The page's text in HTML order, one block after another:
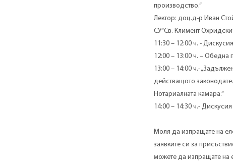
производство.“
Лектор: доц.д-р Иван
СУ“Св. Климент
11:30 – 12:00 ч. -
12:00 – 13:00 ч. – Обедна
13:00 – 14:00 ч.-
действащото
Нотариалната камара.“
14:00 – 14:30 ч.-
Моля да изпращате на
заявките си за
можете да изпращате на